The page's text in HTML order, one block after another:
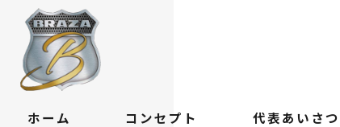
ホーム コンセプト 代表あいさつ